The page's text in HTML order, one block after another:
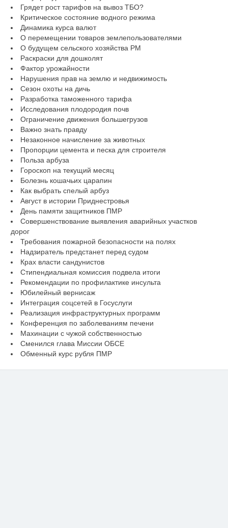
Грядет рост тарифов на вывоз ТБО?
Критическое состояние водного режима
Динамика курса валют
О перемещении товаров землепользователями
О будущем сельского хозяйства РМ
Раскраски для дошколят
Фактор урожайности
Нарушения прав на землю и недвижимость
Сезон охоты на дичь
Разработка таможенного тарифа
Исследования плодородия почв
Ограничение движения большегрузов
Важно знать правду
Незаконное начисление за животных
Пропорции цемента и песка для строителя
Польза арбуза
Гороскоп на текущий месяц
Болезнь кошачьих царапин
Как выбрать спелый арбуз
Август в истории Приднестровья
День памяти защитников ПМР
Совершенствование выявления аварийных участков
дорог
Требования пожарной безопасности на полях
Надзиратель предстанет перед судом
Крах власти сандунистов
Стипендиальная комиссия подвела итоги
Рекомендации по профилактике инсульта
Юбилейный вернисаж
Интеграция соцсетей в Госуслуги
Реализация инфраструктурных программ
Конференция по заболеваниям печени
Махинации с чужой собственностью
Сменился глава Миссии ОБСЕ
Обменный курс рубля ПМР